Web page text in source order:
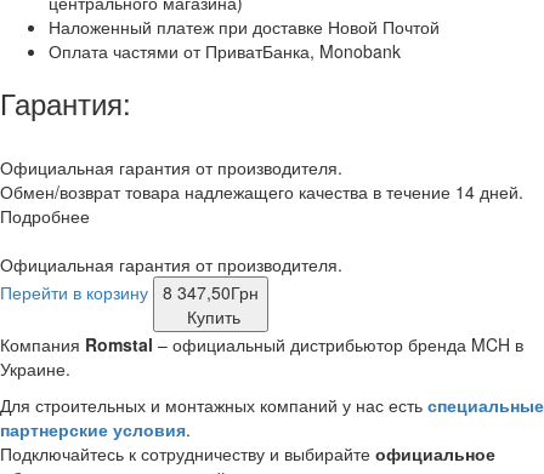
Наложенный платеж при доставке Новой Почтой
Оплата частями от ПриватБанка, Monobank
Гарантия:
Официальная гарантия от производителя.
Обмен/возврат товара надлежащего качества в течение 14 дней.
Подробнее
Официальная гарантия от производителя.
Перейти в корзину 8 347,50Грн
Купить
Компания Romstal – официальный дистрибьютор бренда MCH в
Украине.
Для строительных и монтажных компаний у нас есть специальные
партнерские условия.
Подключайтесь к сотрудничеству и выбирайте официальное